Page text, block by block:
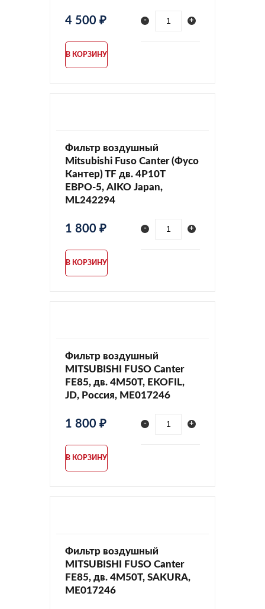
4 500 ₽ - +
В КОРЗИНУ
Фильтр воздушный
Mitsubishi Fuso Canter (Фусо
Кантер) TF дв. 4P10T
ЕВРО-5, AIKO Japan,
ML242294
1 800 ₽ - +
В КОРЗИНУ
Фильтр воздушный
MITSUBISHI FUSO Canter
FE85, дв. 4M50T, EKOFIL,
JD, Россия, ME017246
1 800 ₽ - +
В КОРЗИНУ
Фильтр воздушный
MITSUBISHI FUSO Canter
FE85, дв. 4M50T, SAKURA,
ME017246